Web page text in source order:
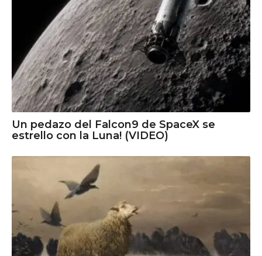
Un pedazo del Falcon9 de SpaceX se
estrello con la Luna! (VIDEO)